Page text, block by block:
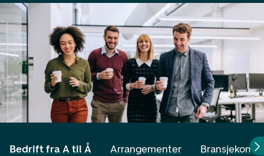
Bedrift fra A til Å Arrangementer